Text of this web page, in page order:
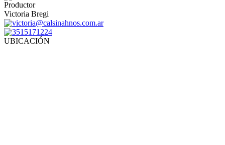
Productor
Victoria Bregi
victoria@calsinahnos.com.ar
3515171224
UBICACIÓN